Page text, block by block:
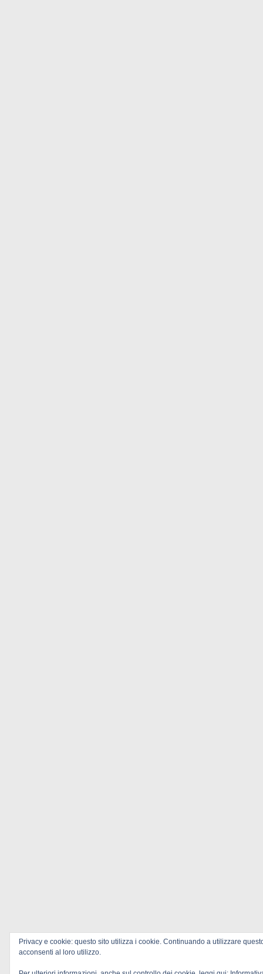
Privacy e cookie: questo sito utilizza i cookie. Continuando a utilizzare
acconsenti al loro utilizzo.